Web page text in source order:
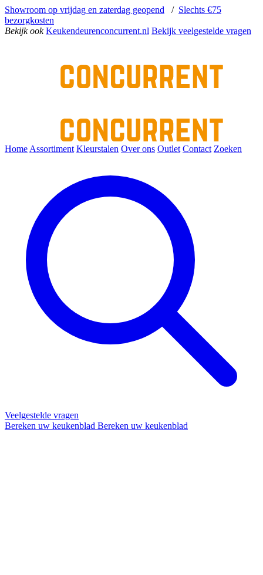
Showroom op vrijdag en zaterdag geopend / Slechts €75
bezorgkosten
Bekijk ook Keukendeurenconcurrent.nl Bekijk veelgestelde vragen
Home Assortiment Kleurstalen Over ons Outlet Contact Zoeken
Veelgestelde vragen
Bereken uw keukenblad Bereken uw keukenblad